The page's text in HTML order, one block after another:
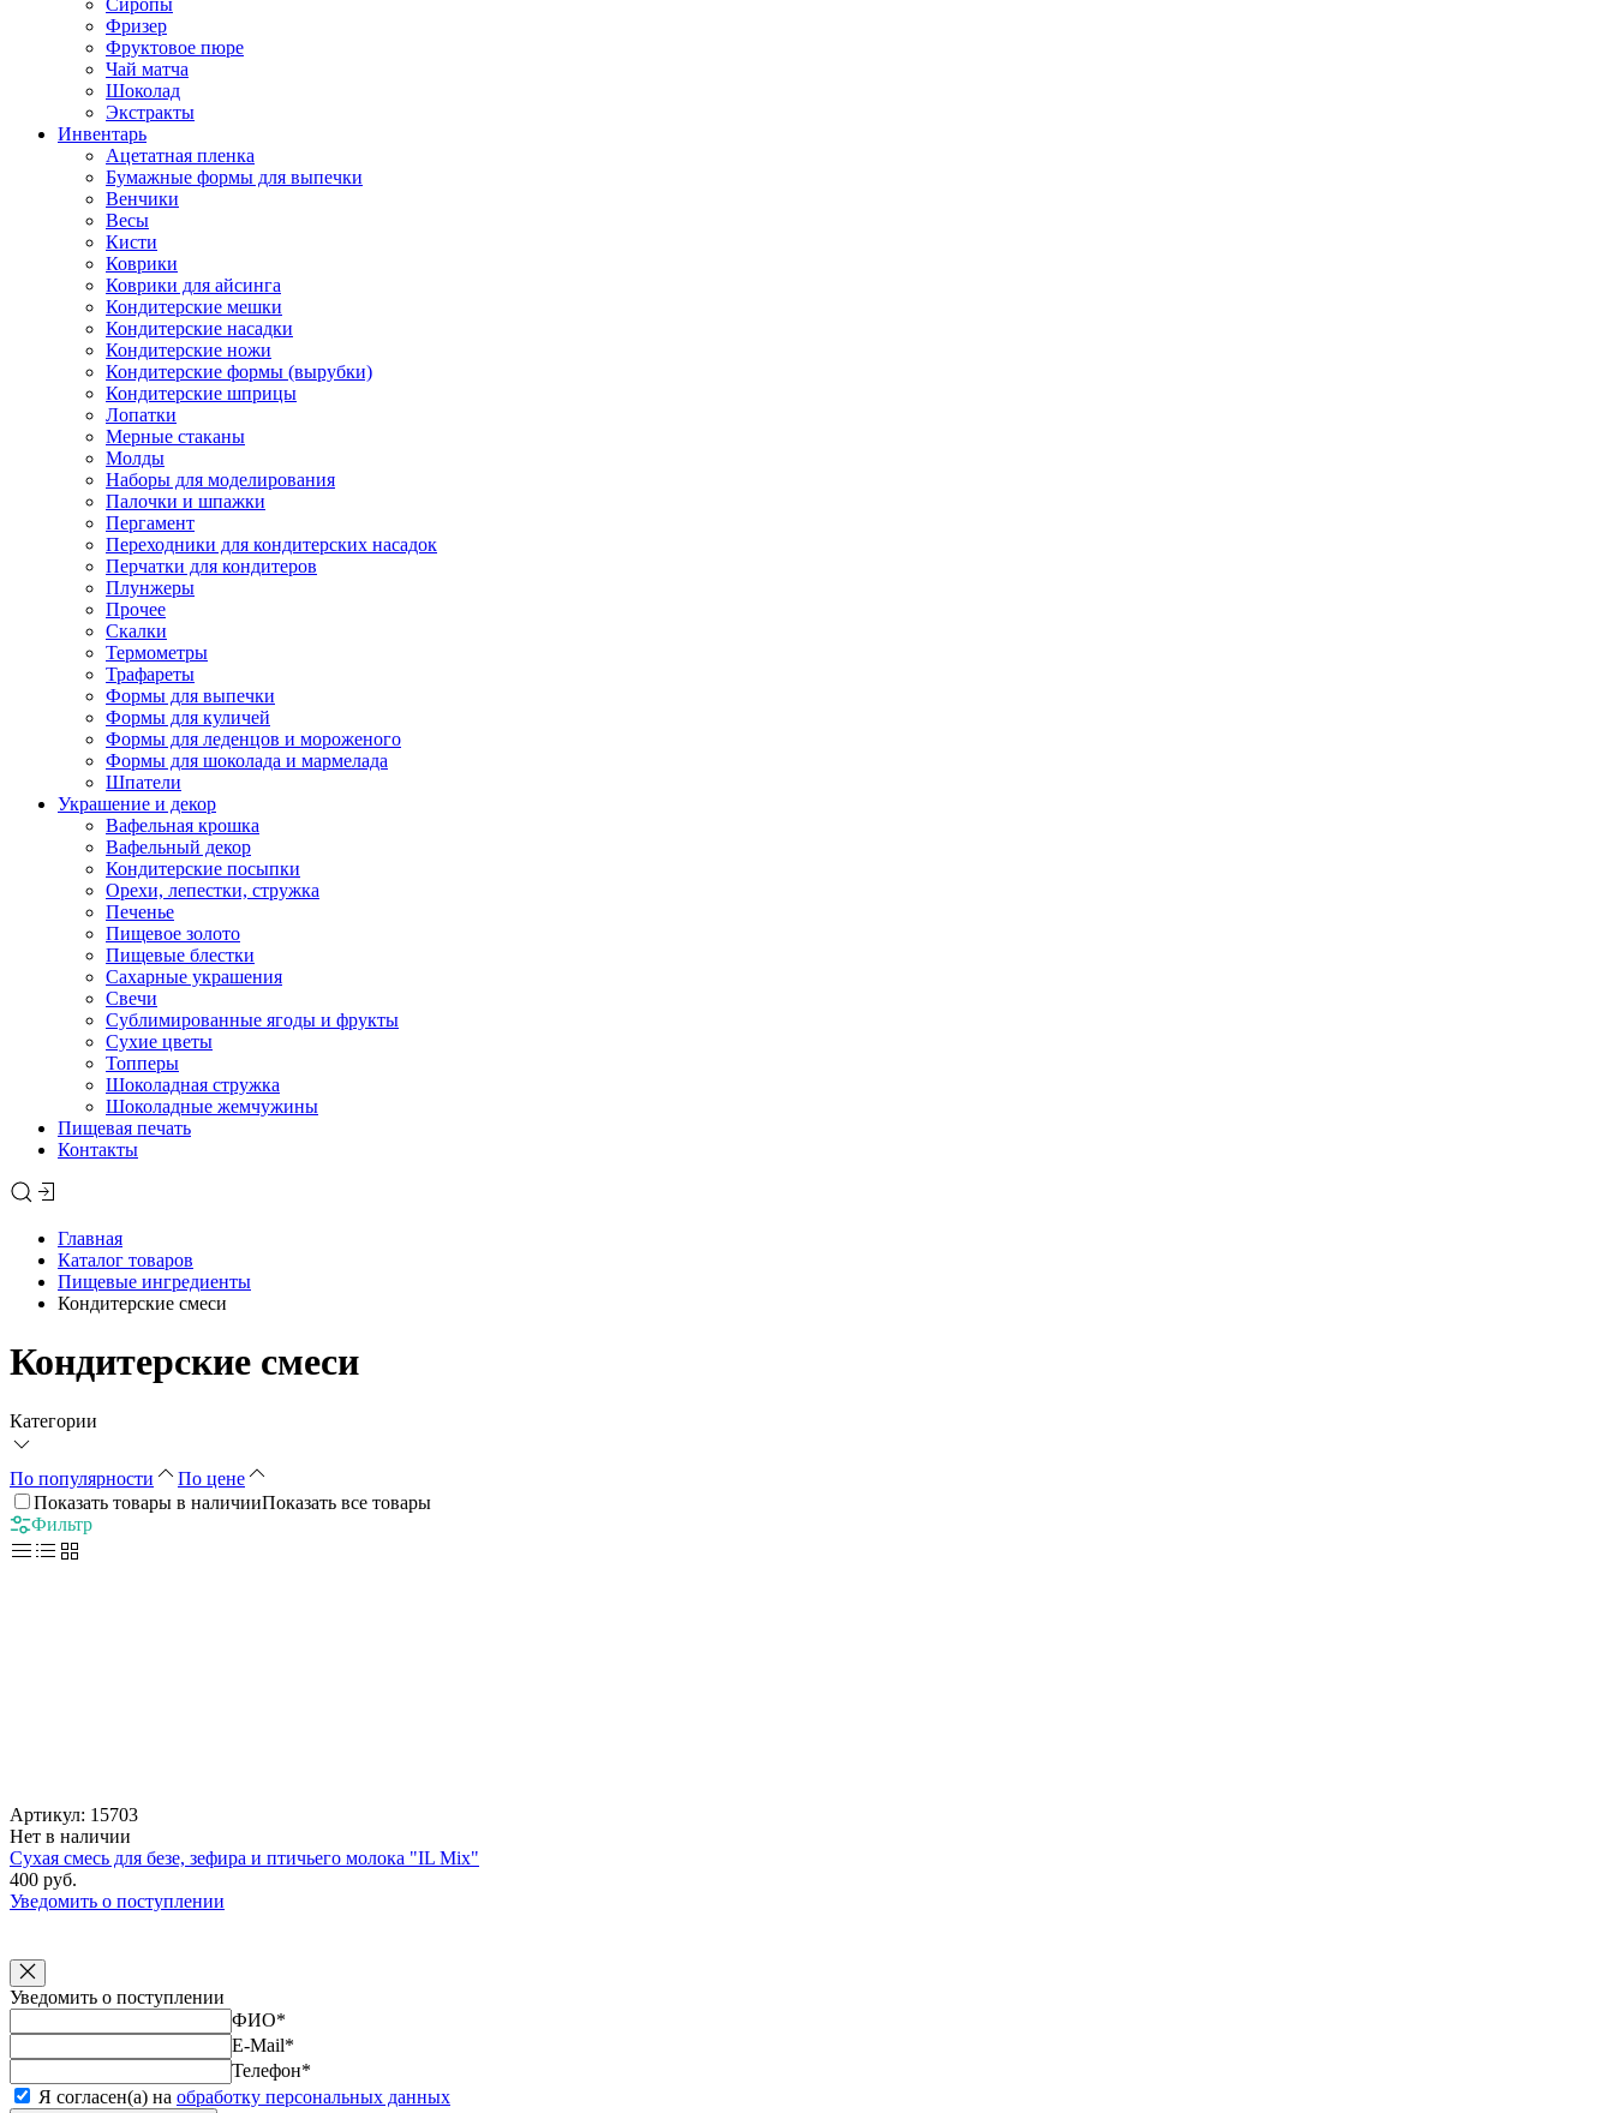
Сиропы
Фризер
Фруктовое пюре
Чай матча
Шоколад
Экстракты
Инвентарь
Ацетатная пленка
Бумажные формы для выпечки
Венчики
Весы
Кисти
Коврики
Коврики для айсинга
Кондитерские мешки
Кондитерские насадки
Кондитерские ножи
Кондитерские формы (вырубки)
Кондитерские шприцы
Лопатки
Мерные стаканы
Молды
Наборы для моделирования
Палочки и шпажки
Пергамент
Переходники для кондитерских насадок
Перчатки для кондитеров
Плунжеры
Прочее
Скалки
Термометры
Трафареты
Формы для выпечки
Формы для куличей
Формы для леденцов и мороженого
Формы для шоколада и мармелада
Шпатели
Украшение и декор
Вафельная крошка
Вафельный декор
Кондитерские посыпки
Орехи, лепестки, стружка
Печенье
Пищевое золото
Пищевые блестки
Сахарные украшения
Свечи
Сублимированные ягоды и фрукты
Сухие цветы
Топперы
Шоколадная стружка
Шоколадные жемчужины
Пищевая печать
Контакты
Главная
Каталог товаров
Пищевые ингредиенты
Кондитерские смеси
Кондитерские смеси
Категории
По популярности
По цене
Показать товары в наличииПоказать все товары
Фильтр
Артикул: 15703
Нет в наличии
Сухая смесь для безе, зефира и птичьего молока "IL Mix"
400 руб.
Уведомить о поступлении
Уведомить о поступлении
ФИО*
E-Mail*
Телефон*
Я согласен(а) на обработку персональных данных